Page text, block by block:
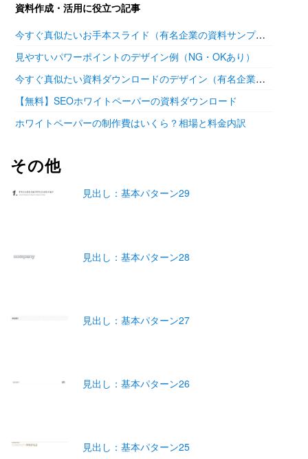
資料作成・活用に役立つ記事
今すぐ真似たいお手本スライド（有名企業の資料サンプル11選）
見やすいパワーポイントのデザイン例（NG・OKあり）
今すぐ真似たい資料ダウンロードのデザイン（有名企業の参考あり）
【無料】SEOホワイトペーパーの資料ダウンロード
ホワイトペーパーの制作費はいくら？相場と料金内訳
その他
見出し：基本パターン29
見出し：基本パターン28
見出し：基本パターン27
見出し：基本パターン26
見出し：基本パターン25